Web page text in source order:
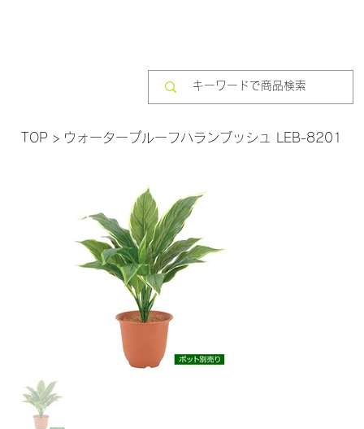
TOP > ウォータープルーフハランブッシュ LEB-8201